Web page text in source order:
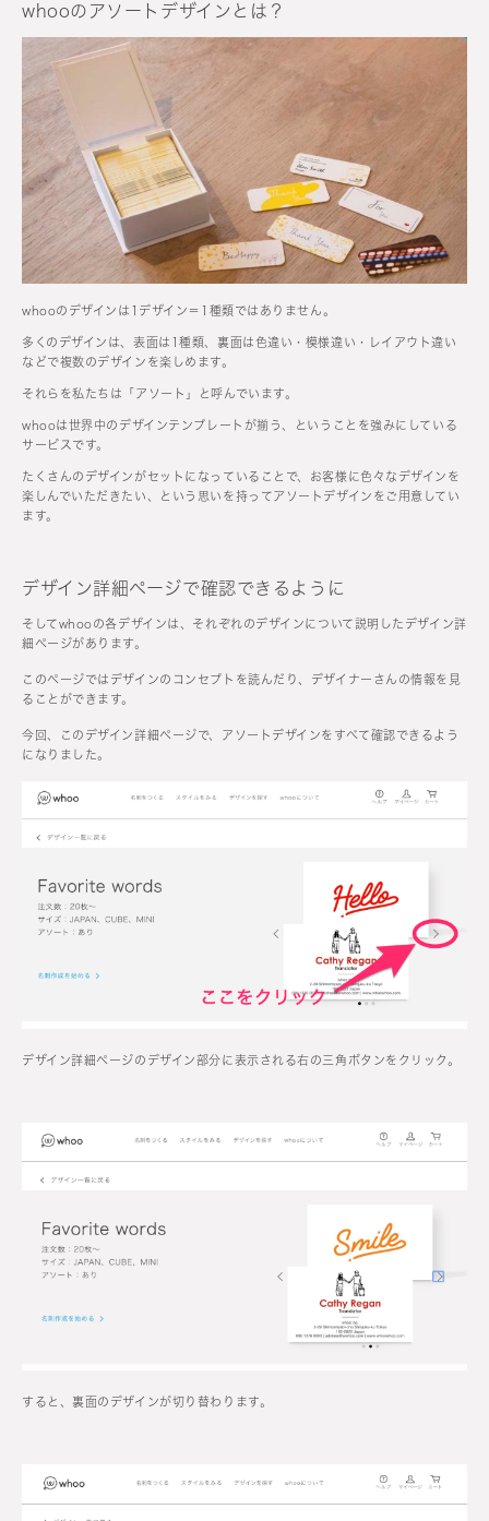
whooのアソートデザインとは？
whooのデザインは1デザイン＝1種類ではありません。
多くのデザインは、表面は1種類、裏面は色違い・模様違い・レイアウト違い
などで複数のデザインを楽しめます。
それらを私たちは「アソート」と呼んでいます。
whooは世界中のデザインテンプレートが揃う、ということを強みにしている
サービスです。
たくさんのデザインがセットになっていることで、お客様に色々なデザインを
楽しんでいただきたい、という思いを持ってアソートデザインをご用意してい
ます。
デザイン詳細ページで確認できるように
そしてwhooの各デザインは、それぞれのデザインについて説明したデザイン詳
細ページがあります。
このページではデザインのコンセプトを読んだり、デザイナーさんの情報を見
ることができます。
今回、このデザイン詳細ページで、アソートデザインをすべて確認できるよう
になりました。
デザイン詳細ページのデザイン部分に表示される右の三角ボタンをクリック。
すると、裏面のデザインが切り替わります。